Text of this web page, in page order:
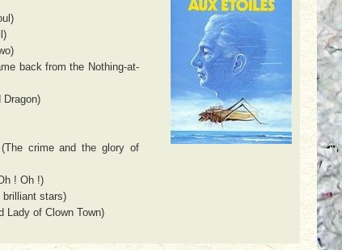
back from the Nothing-at-
Dragon)
crime and the glory of
! Oh !)
brilliant stars)
Lady of Clown Town)